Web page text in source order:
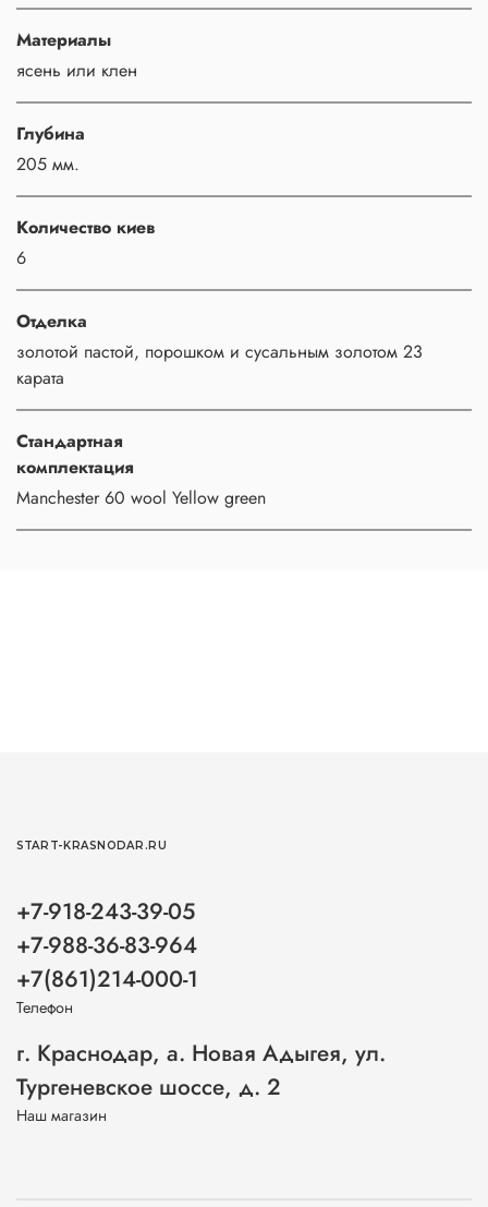
Материалы
ясень или клен
Глубина
205 мм.
Количество киев
6
Отделка
золотой пастой, порошком и сусальным золотом 23
карата
Стандартная
комплектация
Manchester 60 wool Yellow green
START-KRASNODAR.RU
+7-918-243-39-05
+7-988-36-83-964
+7(861)214-000-1
Телефон
г. Краснодар, а. Новая Адыгея, ул.
Тургеневское шоссе, д. 2
Наш магазин